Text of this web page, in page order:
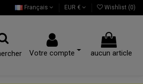
Français EUR € Wishlist (0)
Votre compte aucun article